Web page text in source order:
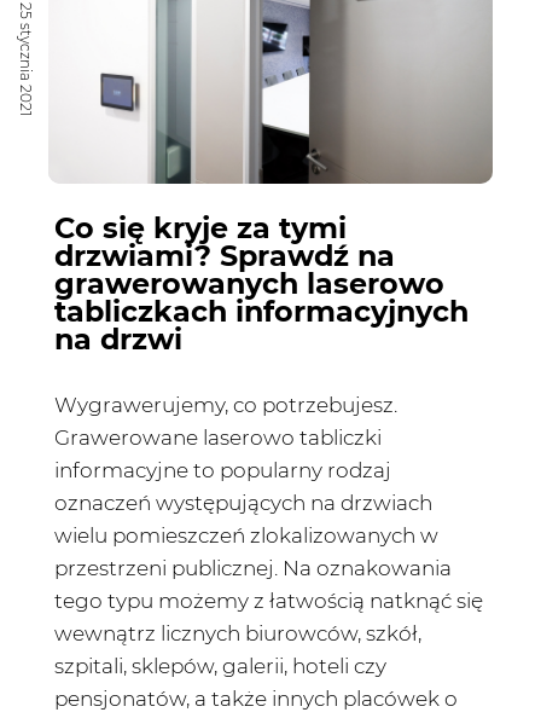
25 stycznia 2021
Co się kryje za tymi
drzwiami? Sprawdź na
grawerowanych laserowo
tabliczkach informacyjnych
na drzwi
Wygrawerujemy, co potrzebujesz.
Grawerowane laserowo tabliczki
informacyjne to popularny rodzaj
oznaczeń występujących na drzwiach
wielu pomieszczeń zlokalizowanych w
przestrzeni publicznej. Na oznakowania
tego typu możemy z łatwością natknąć się
wewnątrz licznych biurowców, szkół,
szpitali, sklepów, galerii, hoteli czy
pensjonatów, a także innych placówek o